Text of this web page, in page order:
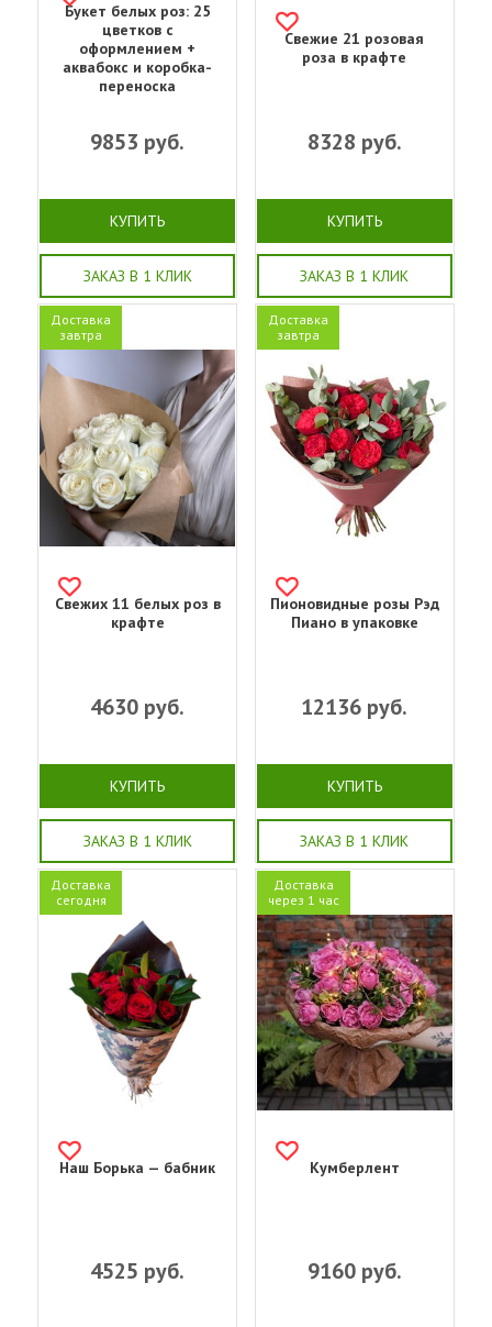
Букет белых роз: 25
цветков с
оформлением +
аквабокс и коробка-
переноска
9853 руб.
КУПИТЬ
ЗАКАЗ В 1 КЛИК
Свежие 21 розовая
роза в крафте
8328 руб.
КУПИТЬ
ЗАКАЗ В 1 КЛИК
Доставка
завтра
Свежих 11 белых роз в
крафте
4630 руб.
КУПИТЬ
ЗАКАЗ В 1 КЛИК
Доставка
завтра
Пионовидные розы Рэд
Пиано в упаковке
12136 руб.
КУПИТЬ
ЗАКАЗ В 1 КЛИК
Доставка
сегодня
Наш Борька — бабник
4525 руб.
Доставка
через 1 час
Кумберлент
9160руб.